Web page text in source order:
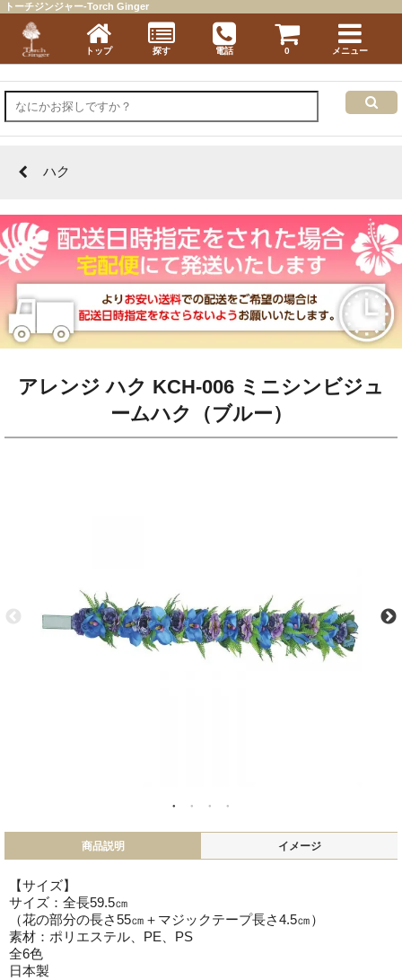
ハク
アレンジ ハク KCH-006 ミニシンビジュ
ームハク（ブルー）
商品説明 イメージ
【サイズ】
サイズ：全長59.5㎝
（花の部分の長さ55㎝＋マジックテープ長さ4.5㎝）
素材：ポリエステル、PE、PS
全6色
日本製
トーチジンジャー-Torch Ginger
トップ 探す 電話 0 メニュー